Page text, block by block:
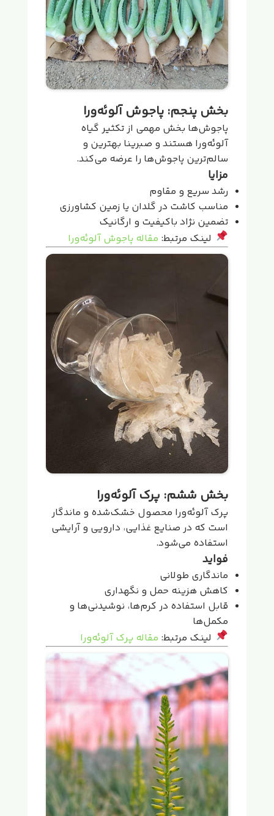
بخش پنجم: پاجوش آلوئه‌ورا
پاجوش‌ها بخش مهمی از تکثیر گیاه
آلوئه‌ورا هستند و صبرینا بهترین و
سالم‌ترین پاجوش‌ها را عرضه می‌کند.
مزایا
رشد سریع و مقاوم
مناسب کاشت در گلدان یا زمین کشاورزی
تضمین نژاد باکیفیت و ارگانیک
لینک مرتبط: مقاله پاجوش آلوئه‌ورا
بخش ششم: پرک آلوئه‌ورا
پرک آلوئه‌ورا محصول خشک‌شده و ماندگار
است که در صنایع غذایی، دارویی و آرایشی
استفاده می‌شود.
فواید
ماندگاری طولانی
کاهش هزینه حمل و نگهداری
قابل استفاده در کرم‌ها، نوشیدنی‌ها و
مکمل‌ها
لینک مرتبط: مقاله پرک آلوئه‌ورا